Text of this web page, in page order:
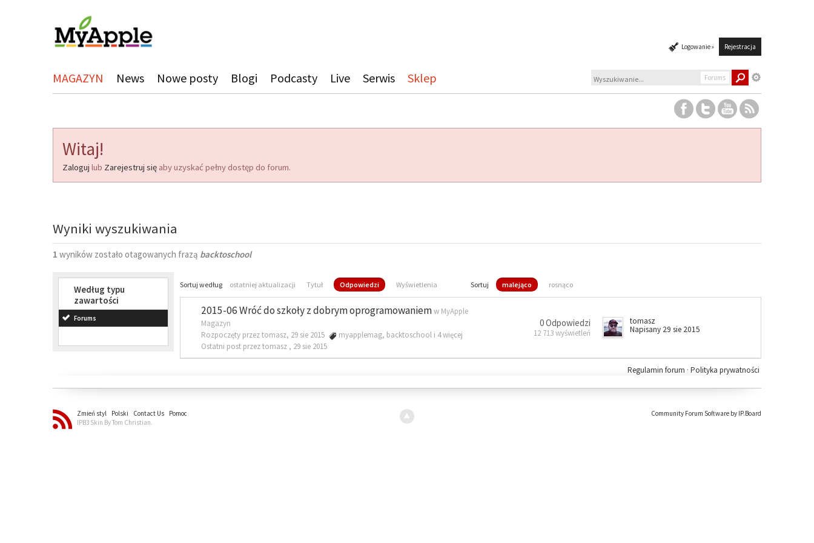
Logowanie » Rejestracja
MAGAZYN News Nowe posty Blogi Podcasty Live Serwis Sklep Forums
Witaj!
Zaloguj lub Zarejestruj się aby uzyskać pełny dostęp do forum.
Wyniki wyszukiwania
1 wyników zostało otagowanych frazą backtoschool
Według typu
zawartości
Forums
Sortuj według ostatniej aktualizacji Tytuł Odpowiedzi Wyświetlenia Sortuj malejąco rosnąco
2015-06 Wróć do szkoły z dobrym oprogramowaniemw MyApple
Magazyn
Rozpoczęty przez tomasz, 29 sie 2015
myapplemag, backtoschool i 4 więcej
Ostatni post przez tomasz , 29 sie 2015
0 Odpowiedzi
12 713 wyświetleń
tomasz
Napisany 29 sie 2015
Polityka prywatności
Regulamin forum ·
Zmień styl Polski Contact Us
Pomoc
IPB3 Skin By Tom Christian.
Community Forum Software by IP.Board